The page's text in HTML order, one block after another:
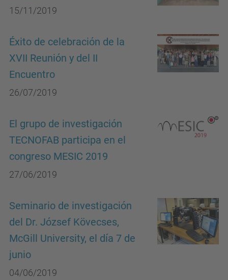
15/11/2019
Éxito de celebración de la
XVII Reunión y del II
Encuentro
26/07/2019
El grupo de investigación
TECNOFAB participa en el
congreso MESIC 2019
27/06/2019
Seminario de investigación
del Dr. József Kövecses,
McGill University, el día 7 de
junio
04/06/2019